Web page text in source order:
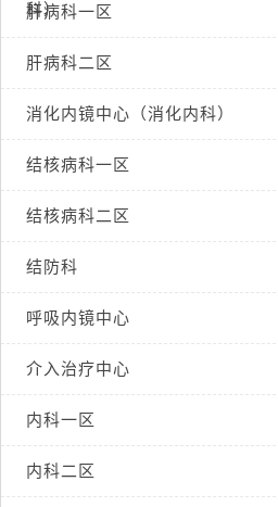
科）
肝病科一区
肝病科二区
消化内镜中心（消化内科）
结核病科一区
结核病科二区
结防科
呼吸内镜中心
介入治疗中心
内科一区
内科二区